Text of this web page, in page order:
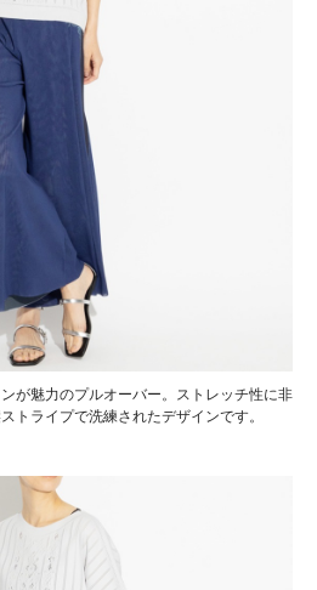
が魅力のプルオーバー。ストレッチ性に非
トライプで洗練されたデザインです。